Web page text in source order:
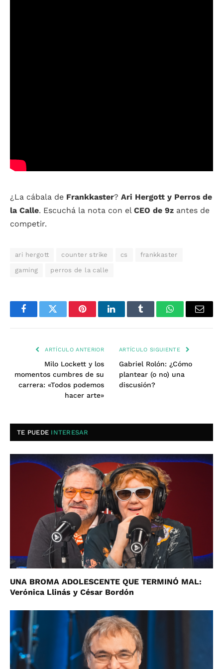
¿La cábala de Frankkaster? Ari Hergott y Perros de
la Calle. Escuchá la nota con el CEO de 9z antes de
competir.
ari hergott counter strike cs frankkaster
gaming perros de la calle
FacebookTwitter PinterestLinkedInTumblr WhatsAppEmail
ARTÍCULO ANTERIOR
Milo Lockett y los
momentos cumbres de su
carrera: «Todos podemos
hacer arte»
ARTÍCULO SIGUIENTE
Gabriel Rolón: ¿Cómo
plantear (o no) una
discusión?
TE PUEDE INTERESAR
UNA BROMA ADOLESCENTE QUE TERMINÓ MAL:
Verónica Llinás y César Bordón